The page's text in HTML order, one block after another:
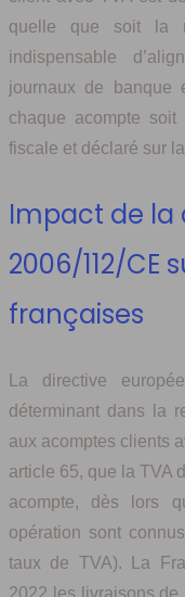
quelle que soit la
indispensable
journaux de banque
chaque acompte
fiscale et déclaré sur
Impact de la
2006/112/CE
françaises
La directive
déterminant dans la
aux acomptes clients
article 65, que la TVA
acompte, dès lors
opération sont
taux de TVA). La